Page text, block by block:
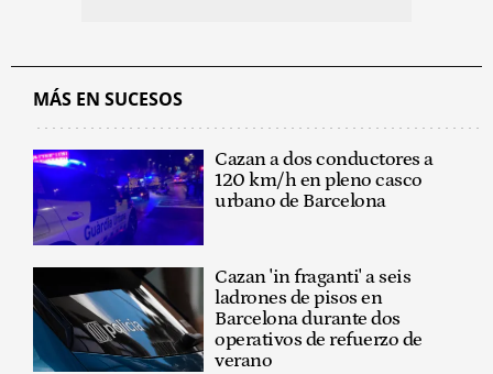
MÁS EN SUCESOS
Cazan a dos conductores a
120 km/h en pleno casco
urbano de Barcelona
Cazan 'in fraganti' a seis
ladrones de pisos en
Barcelona durante dos
operativos de refuerzo de
verano